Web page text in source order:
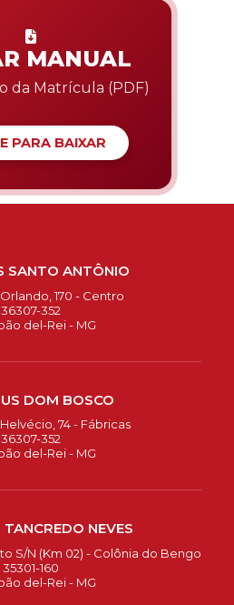
MANUAL
da Matrícula (PDF)
PARA BAIXAR
SANTO ANTÔNIO
170 - Centro
36307-352
del-Rei - MG
DOM BOSCO
74 - Fábricas
36307-352
del-Rei - MG
NEVES
S/N (Km 02) - Colônia do Bengo
35301-160
del-Rei - MG